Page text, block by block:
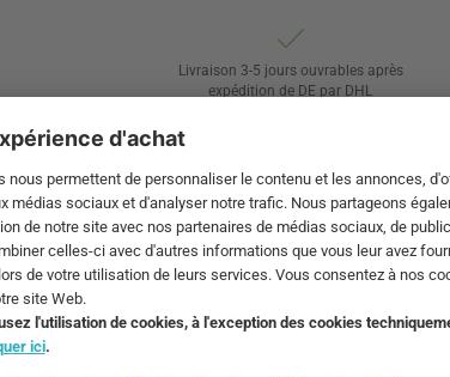
Livraison 3-5 jours ouvrables après
expédition de DE par DHL